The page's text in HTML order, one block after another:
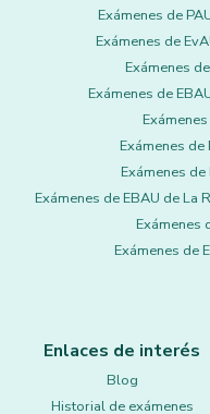
Exámenes de
Exámenes de
Exámenes
Exámenes de
Exámenes
Exámenes
Exámenes de EBAU de La
Exámenes
Exámenes de
Enlaces de interés
Blog
Historial de exámenes